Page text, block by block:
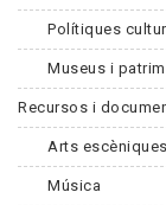
Polítiques
Museus i
Recursos i
Arts escèniques
Música